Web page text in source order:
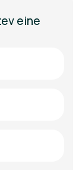
eine